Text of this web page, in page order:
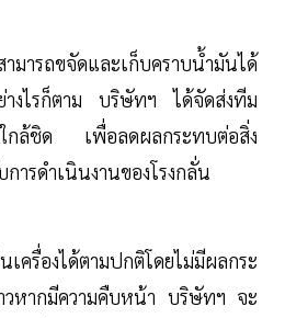
รถขจัดและเก็บคราบน้ำมันได้
งไรก็ตาม บริษัทฯ ได้จัดส่งทีม
ใกล้ชิด เพื่อลดผลกระทบต่อสิ่ง
ารดำเนินงานของโรงกลั่น
ครื่องได้ตามปกติโดยไม่มีผลกระ
วหากมีความคืบหน้า บริษัทฯ จะ